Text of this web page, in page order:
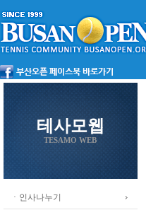
테사모웹
TESAMO WEB
ㆍ인사나누기